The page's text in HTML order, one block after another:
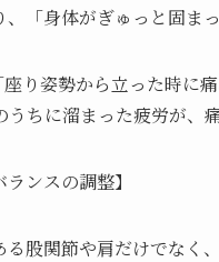
「身体がぎゅっと固ま
り姿勢から立った時に
ちに溜まった疲労が、
ンスの調整】
股関節や肩だけでなく